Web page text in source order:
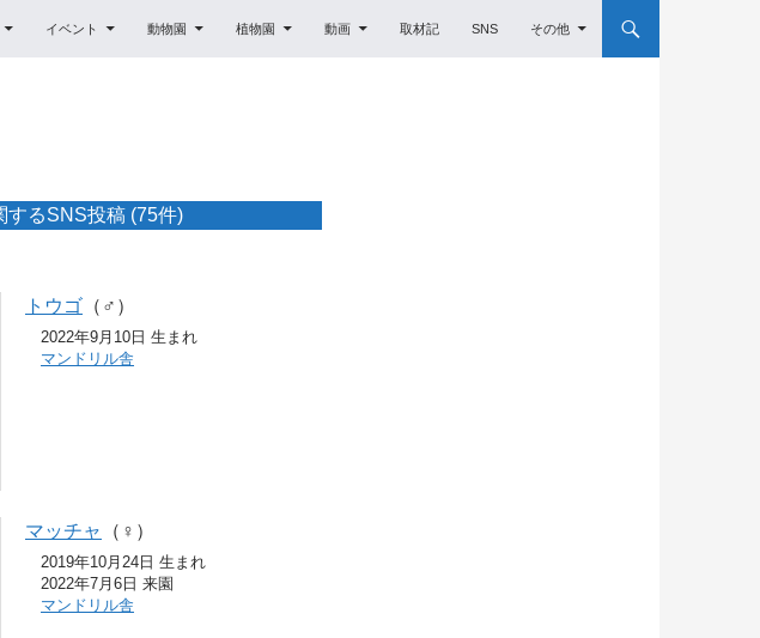
イベント 動物園 植物園 動画 取材記 SNS その他
するSNS投稿 (75件)
トウゴ （♂）
2022年9月10日 生まれ
マンドリル舎
マッチャ （♀）
2019年10月24日 生まれ
2022年7月6日 来園
マンドリル舎